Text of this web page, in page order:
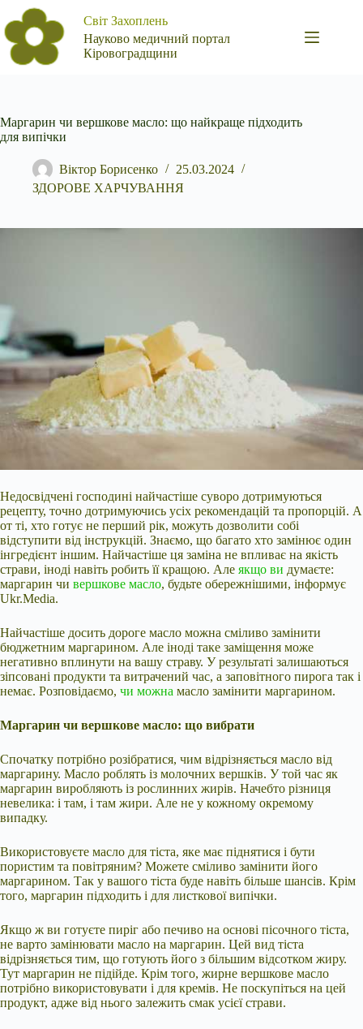
Перейти
до
вмісту
Світ Захоплень
Науково медичний портал
Кіровоградщини
Маргарин чи вершкове масло: що найкраще підходить
для випічки
Віктор Борисенко
25.03.2024
ЗДОРОВЕ ХАРЧУВАННЯ
Недосвідчені господині найчастіше суворо дотримуються
рецепту, точно дотримуючись усіх рекомендацій та пропорцій. А
от ті, хто готує не перший рік, можуть дозволити собі
відступити від інструкцій. Знаємо, що багато хто замінює один
інгредієнт іншим. Найчастіше ця заміна не впливає на якість
страви, іноді навіть робить її кращою. Але якщо ви думаєте:
маргарин чи вершкове масло, будьте обережнішими, інформує
Ukr.Media.
Найчастіше досить дороге масло можна сміливо замінити
бюджетним маргарином. Але іноді таке заміщення може
негативно вплинути на вашу страву. У результаті залишаються
зіпсовані продукти та витрачений час, а заповітного пирога так і
немає. Розповідаємо, чи можна масло замінити маргарином.
Маргарин чи вершкове масло: що вибрати
Спочатку потрібно розібратися, чим відрізняється масло від
маргарину. Масло роблять із молочних вершків. У той час як
маргарин виробляють із рослинних жирів. Начебто різниця
невелика: і там, і там жири. Але не у кожному окремому
випадку.
Використовуєте масло для тіста, яке має піднятися і бути
пористим та повітряним? Можете сміливо замінити його
маргарином. Так у вашого тіста буде навіть більше шансів. Крім
того, маргарин підходить і для листкової випічки.
Якщо ж ви готуєте пиріг або печиво на основі пісочного тіста,
не варто замінювати масло на маргарин. Цей вид тіста
відрізняється тим, що готують його з більшим відсотком жиру.
Тут маргарин не підійде. Крім того, жирне вершкове масло
потрібно використовувати і для кремів. Не поскупіться на цей
продукт, адже від нього залежить смак усієї страви.